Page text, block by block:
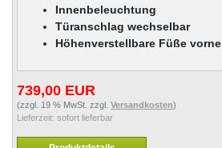
Innenbeleuchtung
Türanschlag wechselbar
Höhenverstellbare Füße vorne
739,00 EUR
(zzgl. 19 % MwSt. zzgl. Versandkosten)
Lieferzeit: sofort lieferbar